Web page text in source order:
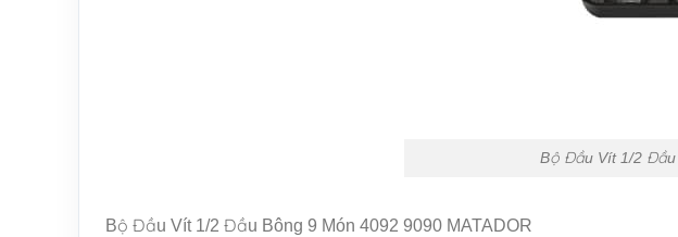
Bộ Đầu Vít 1/2 Đầu
Bộ Đầu Vít 1/2 Đầu Bông 9 Món 4092 9090 MATADOR